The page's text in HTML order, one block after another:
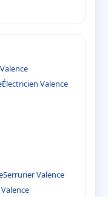
Électricien Valence
Serrurier Valence